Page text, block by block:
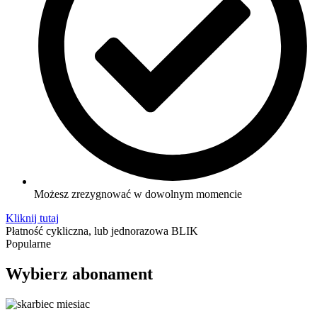
Możesz zrezygnować w dowolnym momencie
Kliknij tutaj
Płatność cykliczna, lub jednorazowa BLIK
Popularne
Wybierz abonament